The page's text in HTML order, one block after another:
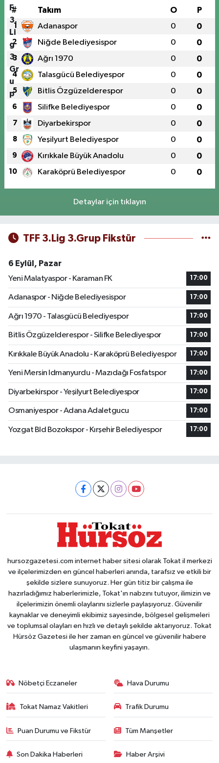
# Takım O P
1 Adanaspor 0 0
2 Niğde Belediyesispor 0 0
3 Ağrı 1970 0 0
4 Talasgücü Belediyespor 0 0
5 Bitlis Özgüzelderespor 0 0
6 Silifke Belediyespor 0 0
7 Diyarbekirspor 0 0
8 Yeşilyurt Belediyespor 0 0
9 Kırıkkale Büyük Anadolu 0 0
10 Karaköprü Belediyespor 0 0
Detaylar için tıklayın
TFF 3.Lig 3.Grup Fikstür
6 Eylül, Pazar
Yeni Malatyaspor - Karaman FK
17:00
Adanaspor - Niğde Belediyesispor 17:00
Ağrı 1970 - Talasgücü Belediyespor 17:00
Bitlis Özgüzelderespor - Silifke Belediyespor 17:00
Kırıkkale Büyük Anadolu - Karaköprü Belediyespor 17:00
Yeni Mersin Idmanyurdu - Mazıdağı Fosfatspor 17:00
Diyarbekirspor - Yeşilyurt Belediyespor 17:00
Osmaniyespor - Adana Adaletgucu 17:00
Yozgat Bld Bozokspor - Kırşehir Belediyespor 17:00
hursozgazetesi.com internet haber sitesi olarak Tokat il merkezi
ve ilçelerimizden en güncel haberleri anında, tarafsız ve etkili bir
şekilde sizlere sunuyoruz. Her gün titiz bir çalışma ile
hazırladığımız haberlerimizle, Tokat'ın nabzını tutuyor, ilimizin ve
ilçelerimizin önemli olaylarını sizlerle paylaşıyoruz. Güvenilir
kaynaklar ve deneyimli ekibimiz sayesinde, bölgesel gelişmeleri
ve toplumsal olayları en hızlı ve detaylı şekilde aktarıyoruz. Tokat
Hürsöz Gazetesi ile her zaman en güncel ve güvenilir habere
ulaşmanın keyfini yaşayın.
Nöbetçi Eczaneler Hava Durumu
Tokat Namaz Vakitleri Trafik Durumu
Puan Durumu ve Fikstür Tüm Manşetler
Son Dakika Haberleri Haber Arşivi